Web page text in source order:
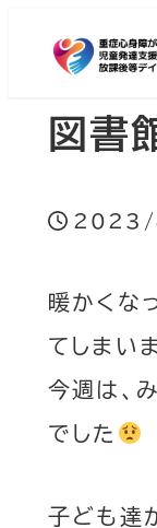
図書
暖かくな
てしまいま
今週は、
でした
子ども達